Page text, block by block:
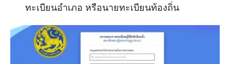
ทะเบียนอำเภอ หรือนายทะเบียนท้องถิ่น